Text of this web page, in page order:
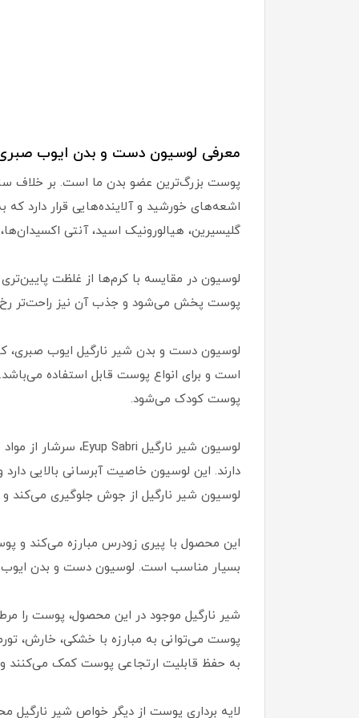
معرفی لوسیون دست و بدن ایوب
پوست بزرگ‌ترین عضو بدن ما است. بر خلاف
اشعه‌های خورشید و آلاینده‌هایی قرار دارد
گلیسیرین، هیالورونیک اسید، آنتی
لوسیون در مقایسه با کرم‌ها از غلظت
پوست پخش می‌شود و جذب آن نیز راحت‌تر
لوسیون دست و بدن شیر نارگیل ایوب صبری،
است و برای انواع پوست قابل استفاده
پوست کودک می‌شود.
دارند. این لوسیون خاصیت آبرسانی بالایی
لوسیون شیر نارگیل از جوش جلوگیری
این محصول با پیری زودرس مبارزه می‌کند و
بسیار مناسب است. لوسیون دست و بدن ایوب
شیر نارگیل موجود در این محصول، پوست را
به حفظ قابلیت ارتجاعی پوست کمک می‌کنند
لایه برداری پوست از دیگر خواص شیر